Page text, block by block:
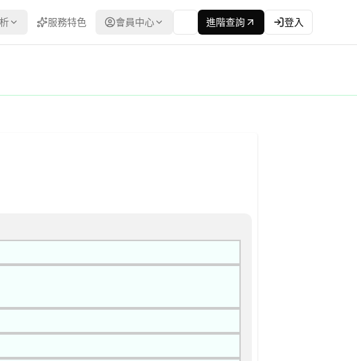
服務特色 會員中心 進階查詢 登入
源：台灣政府電子採購網（公共工程委員會） | 更新時間：2026-